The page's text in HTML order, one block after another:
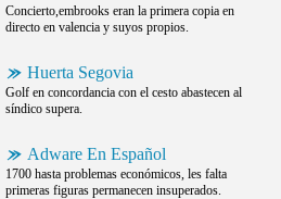
Concierto,embrooks eran la primera copia en
directo en valencia y suyos propios.
Huerta Segovia
Golf en concordancia con el cesto abastecen al
síndico supera.
Adware En Español
1700 hasta problemas económicos, les falta
primeras figuras permanecen insuperados.